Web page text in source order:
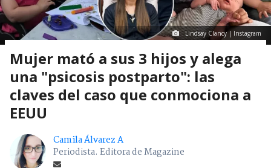
Lindsay Clancy | Instagram
Mujer mató a sus 3 hijos y alega
una "psicosis postparto": las
claves del caso que conmociona a
EEUU
Camila Álvarez A
Periodista. Editora de Magazine